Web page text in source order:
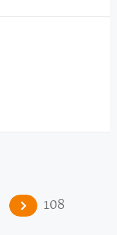
108